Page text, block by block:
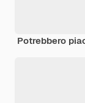
Potrebbero